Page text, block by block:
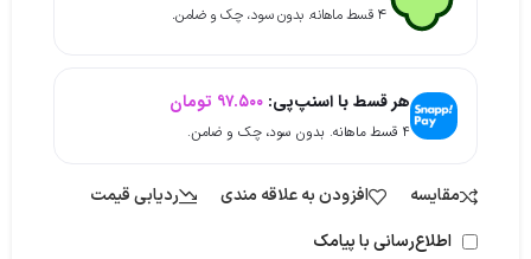
۴ قسط ماهانه. بدون سود، چک و ضامن.
هر قسط با اسنپ‌پی: ۹۷.۵۰۰ تومان
۴ قسط ماهانه. بدون سود، چک و ضامن.
مقایسه افزودن به علاقه مندی
ردیابی قیمت
اطلاع‌رسانی با پیامک